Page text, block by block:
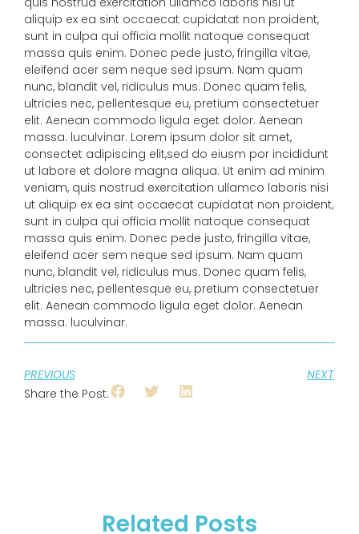
aliquip ex ea sint occaecat cupidatat non proident,
sunt in culpa qui officia mollit natoque consequat
massa quis enim. Donec pede justo, fringilla vitae,
eleifend acer sem neque sed ipsum. Nam quam
nunc, blandit vel, ridiculus mus. Donec quam felis,
ultricies nec, pellentesque eu, pretium consectetuer
elit. Aenean commodo ligula eget dolor. Aenean
massa. luculvinar. Lorem ipsum dolor sit amet,
consectet adipiscing elit,sed do eiusm por incididunt
ut labore et dolore magna aliqua. Ut enim ad minim
veniam, quis nostrud exercitation ullamco laboris nisi
ut aliquip ex ea sint occaecat cupidatat non proident,
sunt in culpa qui officia mollit natoque consequat
massa quis enim. Donec pede justo, fringilla vitae,
eleifend acer sem neque sed ipsum. Nam quam
nunc, blandit vel, ridiculus mus. Donec quam felis,
ultricies nec, pellentesque eu, pretium consectetuer
elit. Aenean commodo ligula eget dolor. Aenean
massa. luculvinar.
PREVIOUS
NEXT
Share the Post:
Related Posts